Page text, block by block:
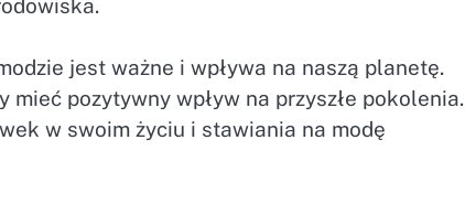
jest ważne i wpływa na naszą planetę.
pozytywny wpływ na przyszłe pokolenia.
w swoim życiu i stawiania na modę